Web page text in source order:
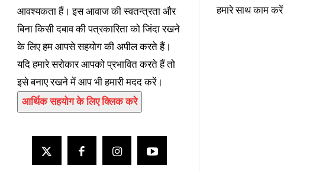
आवश्यकता हैं। इस आवाज की स्वतन्त्रता और
बिना किसी दबाव की पत्रकारिता को जिंदा रखने
के लिए हम आपसे सहयोग की अपील करते हैं।
यदि हमारे सरोकार आपको प्रभावित करते हैं तो
इसे बनाए रखने में आप भी हमारी मदद करें।
आर्थिक सहयोग के लिए क्लिक करे
हमारे साथ काम करें